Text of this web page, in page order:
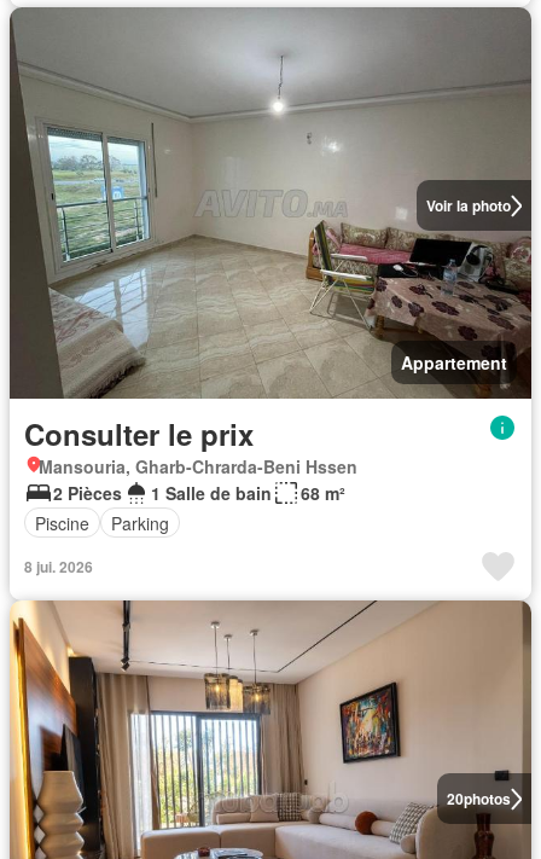
Voir la photo
Appartement
Consulter le prix
Mansouria, Gharb-Chrarda-Beni Hssen
2 Pièces
1 Salle de bain
68 m²
Piscine
Parking
8 jui. 2026
20photos